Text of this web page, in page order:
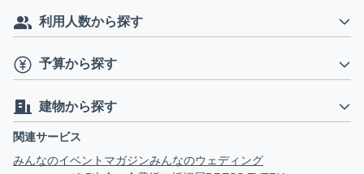
利用人数から探す
予算から探す
建物から探す
関連サービス
みんなのイベントマガジンみんなのウェディング